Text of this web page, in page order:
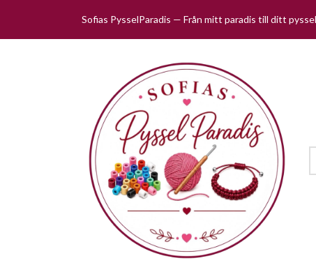
Sofias PysselParadis — Från mitt paradis till ditt